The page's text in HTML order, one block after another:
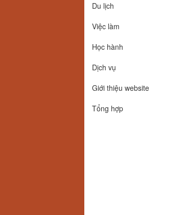
Du lịch
Việc làm
Học hành
Dịch vụ
Giới thiệu website
Tổng hợp